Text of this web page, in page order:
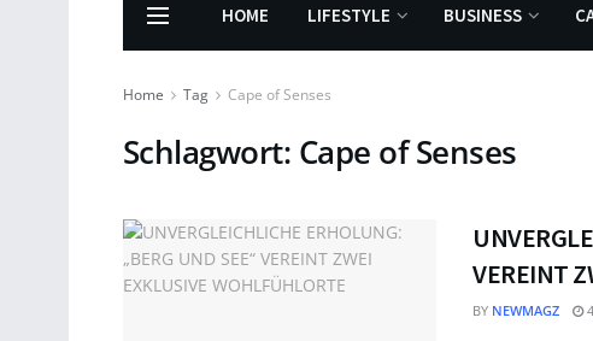
HOME LIFESTYLE BUSINESS
Home Tag Cape of Senses
Schlagwort: Cape of Senses
VEREINT
BY NEWMAGZ